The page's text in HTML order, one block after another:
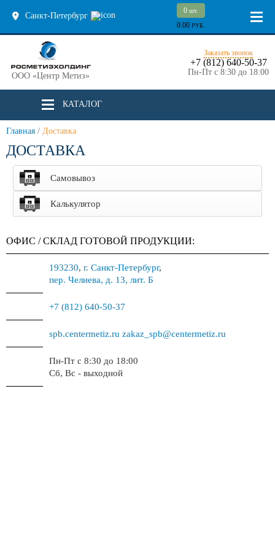
Санкт-Петербург
0 шт.
0.00 РУБ.
ООО «Центр Метиз»
Заказать звонок
+7 (812) 640-50-37
Пн-Пт с 8:30 до 18:00
КАТАЛОГ
Главная / Доставка
ДОСТАВКА
Самовывоз
Калькулятор
ОФИС / СКЛАД ГОТОВОЙ ПРОДУКЦИИ:
193230, г. Санкт-Петербург,
пер. Челиева, д. 13, лит. Б
+7 (812) 640-50-37
spb.centermetiz.ru zakaz_spb@centermetiz.ru
Пн-Пт с 8:30 до 18:00
Сб, Вс - выходной